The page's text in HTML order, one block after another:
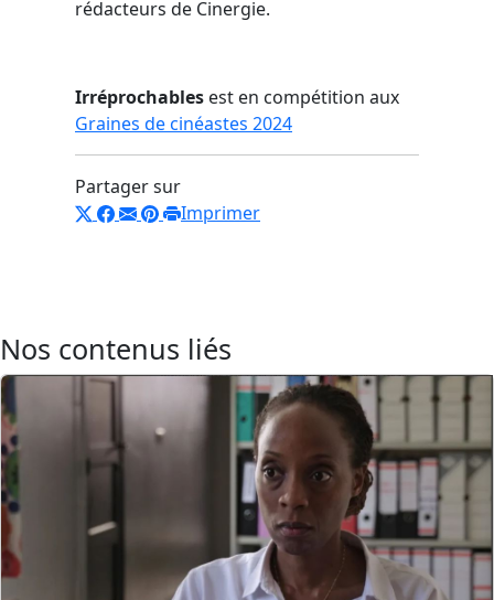
rédacteurs de Cinergie.
Irréprochables est en compétition aux
Graines de cinéastes 2024
Partager sur
Imprimer
Nos contenus liés